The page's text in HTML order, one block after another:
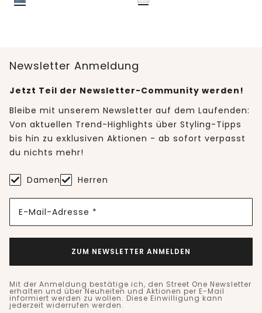
Newsletter Anmeldung
Jetzt Teil der Newsletter-Community werden!
Bleibe mit unserem Newsletter auf dem Laufenden:
Von aktuellen Trend-Highlights über Styling-Tipps
bis hin zu exklusiven Aktionen - ab sofort verpasst
du nichts mehr!
Damen Herren
E-Mail-Adresse *
ZUM NEWSLETTER ANMELDEN
Mit der Anmeldung bestätige ich, den Street One Newsletter
erhalten und über Neuheiten und Aktionen per E-Mail
informiert werden zu wollen. Diese Einwilligung kann
jederzeit widerrufen werden.